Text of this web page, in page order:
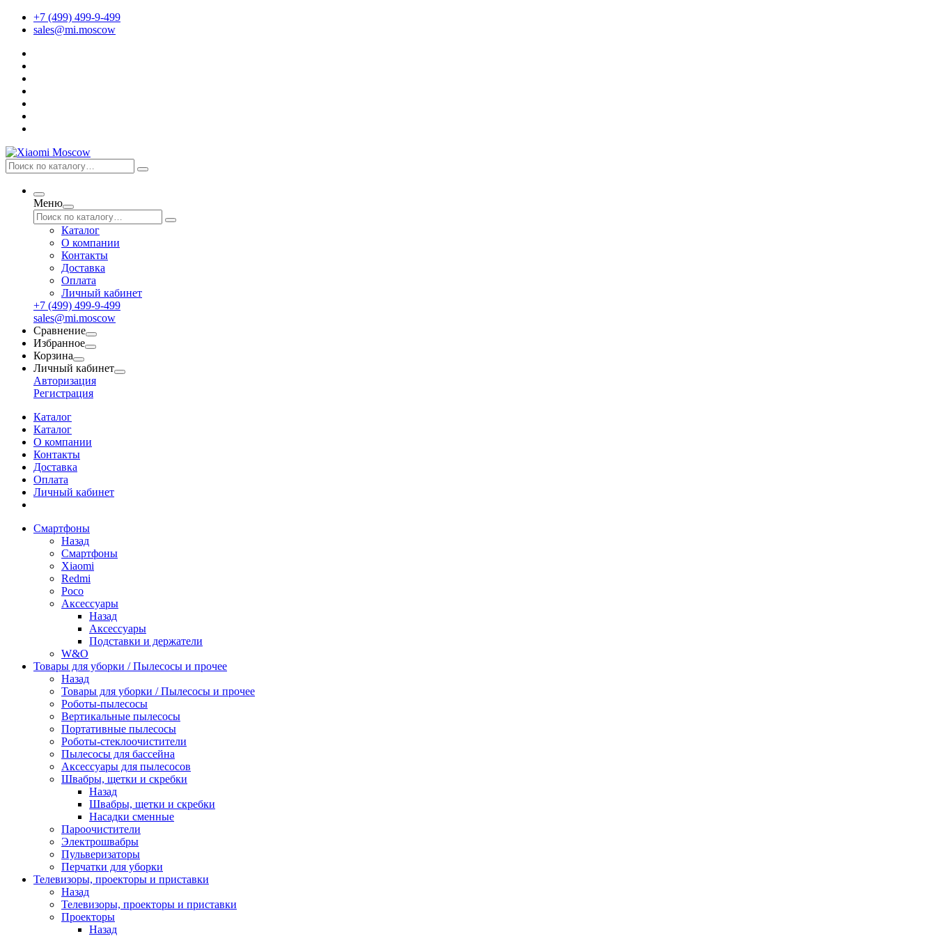
+7 (499) 499-9-499
sales@mi.moscow
Меню
Каталог
О компании
Контакты
Доставка
Оплата
Личный кабинет
+7 (499) 499-9-499
sales@mi.moscow
Сравнение
Избранное
Корзина
Личный кабинет
Авторизация
Регистрация
Каталог
Каталог
О компании
Контакты
Доставка
Оплата
Личный кабинет
Смартфоны
Назад
Смартфоны
Xiaomi
Redmi
Poco
Аксессуары
Назад
Аксессуары
Подставки и держатели
W&O
Товары для уборки / Пылесосы и прочее
Назад
Товары для уборки / Пылесосы и прочее
Роботы-пылесосы
Вертикальные пылесосы
Портативные пылесосы
Роботы-стеклоочистители
Пылесосы для бассейна
Аксессуары для пылесосов
Швабры, щетки и скребки
Назад
Швабры, щетки и скребки
Насадки сменные
Пароочистители
Электрошвабры
Пульверизаторы
Перчатки для уборки
Телевизоры, проекторы и приставки
Назад
Телевизоры, проекторы и приставки
Проекторы
Назад